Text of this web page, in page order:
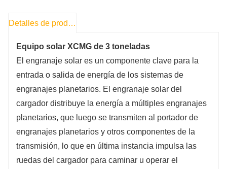
6. Almacenamiento de fábrica, entrega,
Detalles de producto
Equipo solar XCMG de 3 toneladas
El engranaje solar es un componente clave para la
entrada o salida de energía de los sistemas de
engranajes planetarios. El engranaje solar del
cargador distribuye la energía a múltiples engranajes
planetarios, que luego se transmiten al portador de
engranajes planetarios y otros componentes de la
transmisión, lo que en última instancia impulsa las
ruedas del cargador para caminar u operar el